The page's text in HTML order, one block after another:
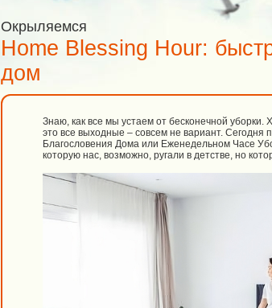
Окрыляемся
Home Blessing Hour:
дом
Знаю, как все мы устаем от бесконечной уборки.
это все выходные – совсем не вариант.
Благословения Дома или Еженедельном Часе
которую нас, возможно, ругали в детстве, но